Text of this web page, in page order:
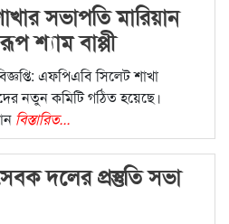
সভাপতি মারিয়ান
শ্যাম বাপ্পী
এফপিএবি সিলেট শাখা
নতুন কমিটি গঠিত হয়েছে।
বিস্তারিত...
দলের প্রস্তুতি সভা